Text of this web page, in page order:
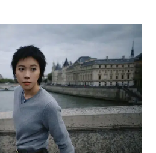
美将每月供乌爱国者拦截导弹
国足U17与阿森纳决赛取消 并列冠军
10余省份将出现强风雨 局地特大暴雨
世界第1特鲁姆普斯诺克中国赛一轮游
新疆一婚礼线上邀请引热议
《龙餐馆》 冲奖